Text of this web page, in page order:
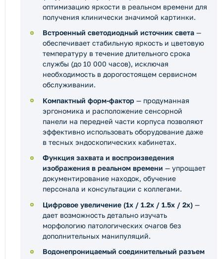
оптимизацию яркости в реальном времени для
получения клинически значимой картинки.
Встроенный светодиодный источник света —
обеспечивает стабильную яркость и цветовую
температуру в течение длительного срока
службы (до 10 000 часов), исключая
необходимость в дорогостоящем сервисном
обслуживании.
Компактный форм-фактор — продуманная
эргономика и расположение сенсорной
панели на передней части корпуса позволяют
эффективно использовать оборудование даже
в тесных эндоскопических кабинетах.
Функция захвата и воспроизведения
изображения в реальном времени — упрощает
документирование находок, обучение
персонала и консультации с коллегами.
Цифровое увеличение (1x / 1.2x / 1.5x / 2x) —
дает возможность детально изучать
морфологию патологических очагов без
дополнительных манипуляций.
Водонепроницаемый соединительный разъем